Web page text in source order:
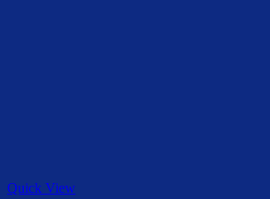
Quick View